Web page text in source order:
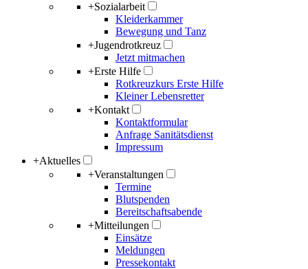
+Sozialarbeit
Kleiderkammer
Bewegung und Tanz
+Jugendrotkreuz
Jetzt mitmachen
+Erste Hilfe
Rotkreuzkurs Erste Hilfe
Kleiner Lebensretter
+Kontakt
Kontaktformular
Anfrage Sanitätsdienst
Impressum
+Aktuelles
+Veranstaltungen
Termine
Blutspenden
Bereitschaftsabende
+Mitteilungen
Einsätze
Meldungen
Pressekontakt